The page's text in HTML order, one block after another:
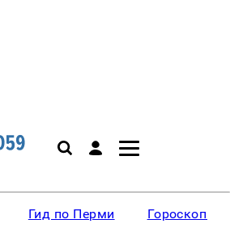
Гид по Перми Гороскопы